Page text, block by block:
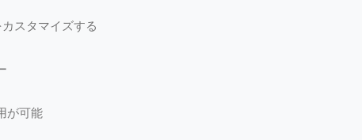
スタマイズする
が可能